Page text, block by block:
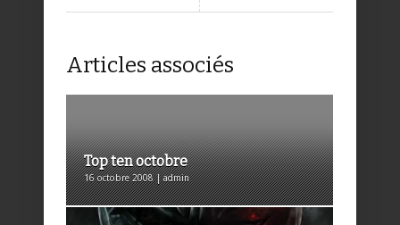
Articles associés
Top ten octobre
16 octobre 2008 | admin